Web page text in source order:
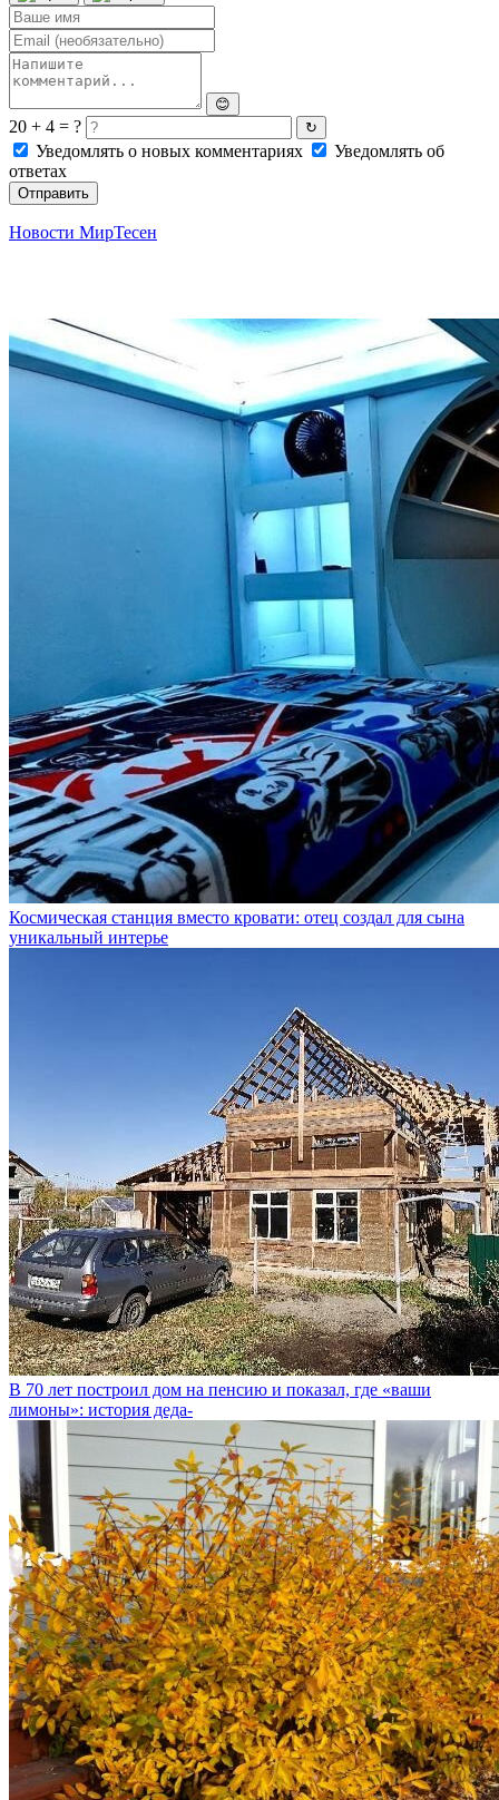
😊
20 + 4 = ? ↻
Уведомлять о новых комментариях
Уведомлять об
ответах
Отправить
Новости МирТесен
Космическая станция вместо кровати: отец создал для сына
уникальный интерье
В 70 лет построил дом на пенсию и показал, где «ваши
лимоны»: история деда-